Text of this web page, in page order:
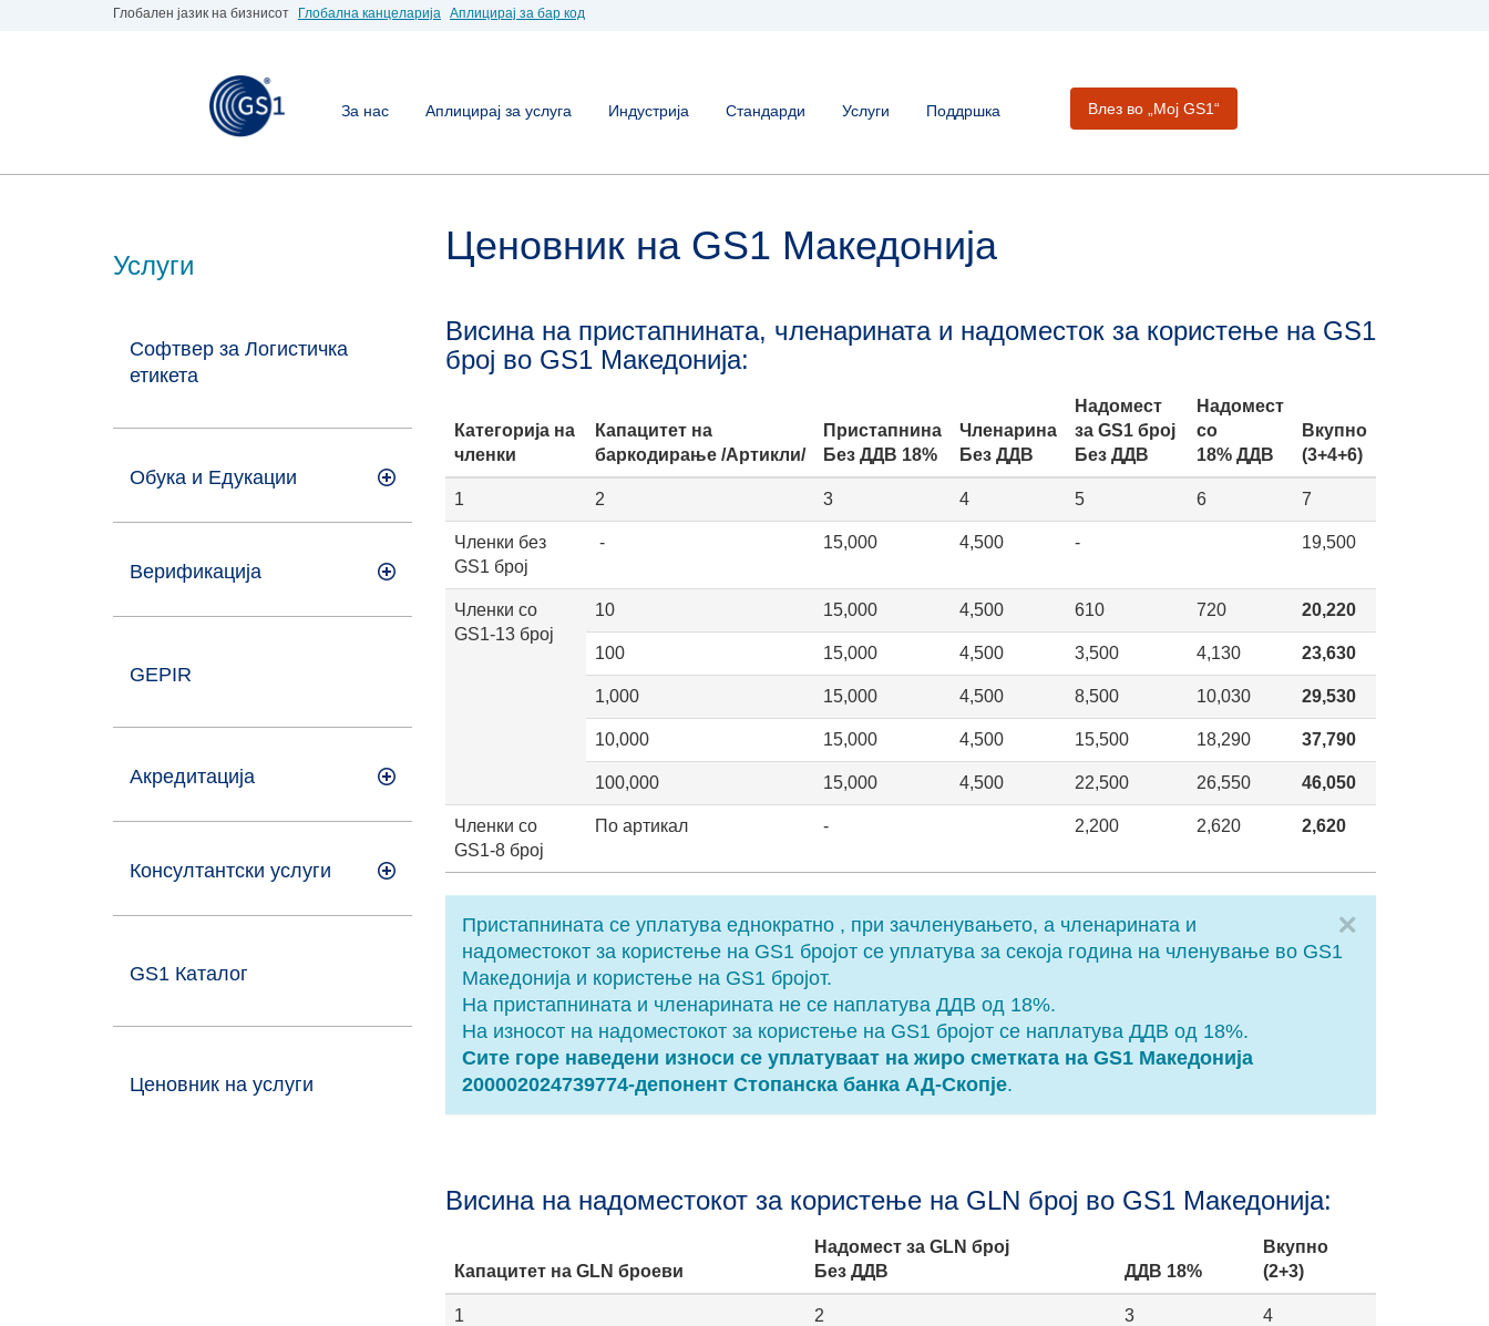
Глобален јазик на бизнисот Глобална канцеларија Аплицирај за бар код
За нас Аплицирај за услуга Индустрија Стандарди Услуги Поддршка Влез во „Moj GS1“
Услуги
Софтвер за Логистичка
етикета
Обука и Едукации
Верификација
GEPIR
Акредитација
Консултантски услуги
GS1 Каталог
Ценовник на услуги
Ценовник на GS1 Македонија
Висина на пристапнината, членарината и надоместок за користење на GS1
број во GS1 Македонија:
Категорија на
членки
Капацитет на
баркодирање /Артикли/
Пристапнина
Без ДДВ 18%
Членарина
Без ДДВ
Надомест
за GS1 број
Без ДДВ
Надомест
со
18% ДДВ
Вкупно
(3+4+6)
1 2 3 4 5 6 7
Членки без
GS1 број
- 15,000 4,500 - 19,500
Членки со
GS1-13 број
10 15,000 4,500 610 720 20,220
100 15,000 4,500 3,500 4,130 23,630
1,000 15,000 4,500 8,500 10,030 29,530
10,000 15,000 4,500 15,500 18,290 37,790
100,000 15,000 4,500 22,500 26,550 46,050
Членки со
GS1-8 број
По артикал - 2,200 2,620 2,620
Пристапнината се уплатува еднократно , при зачленувањето, а членарината и
надоместокот за користење на GS1 бројот се уплатува за секоја година на членување во GS1
Македонија и користење на GS1 бројот.
На пристапнината и членарината не се наплатува ДДВ од 18%.
На износот на надоместокот за користење на GS1 бројот се наплатува ДДВ од 18%.
Сите горе наведени износи се уплатуваат на жиро сметката на GS1 Македонија
200002024739774-депонент Стопанска банка АД-Скопје.
Висина на надоместокот за користење на GLN број во GS1 Македонија:
Капацитет на GLN броеви
Надомест за GLN број
Без ДДВ
ДДВ 18%
Вкупно
(2+3)
1 2 3 4